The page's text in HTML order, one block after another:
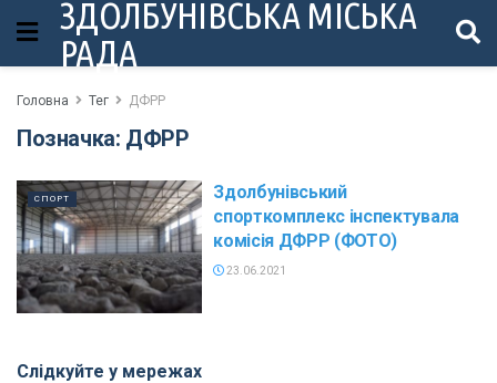
ЗДОЛБУНІВСЬКА МІСЬКА
РАДА
Головна Тег ДФРР
Позначка: ДФРР
СПОРТ
Здолбунівський
спорткомплекс інспектувала
комісія ДФРР (ФОТО)
23.06.2021
Слідкуйте у мережах